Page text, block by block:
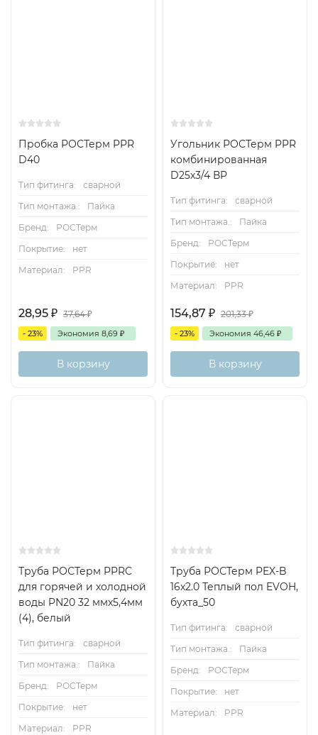
Пробка РОСТерм PPR
D40
Тип фитинга:
сварной
Тип монтажа.:
Пайка
Бренд:
РОСТерм
Покрытие:
нет
Материал:
PPR
28,95 ₽ 37,64₽
- 23% Экономия 8,69 ₽
В корзину
Угольник РОСТерм PPR
комбинированная
D25х3/4 ВР
Тип фитинга:
сварной
Тип монтажа.:
Пайка
Бренд:
РОСТерм
Покрытие:
нет
Материал:
PPR
154,87 ₽ 201,33₽
- 23% Экономия 46,46 ₽
В корзину
Труба РОСТерм PPRC
для горячей и холодной
воды PN20 32 ммх5,4мм
(4), белый
Тип фитинга:
сварной
Тип монтажа.:
Пайка
Бренд:
РОСТерм
Покрытие:
нет
Материал:
PPR
Труба РОСТерм PEX-B
16х2.0 Теплый пол EVOH,
бухта_50
Тип фитинга:
сварной
Тип монтажа.:
Пайка
Бренд:
РОСТерм
Покрытие:
нет
Материал:
PPR